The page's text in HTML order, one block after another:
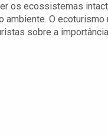
os ecossistemas
O ecoturismo
sobre a